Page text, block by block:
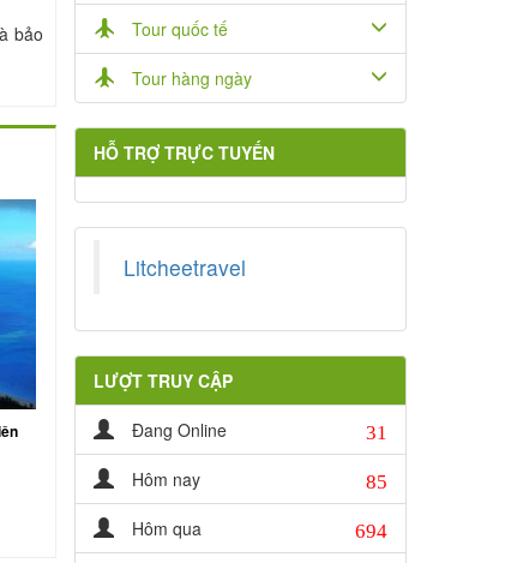
bảo
Tour quốc tế
Tour hàng ngày
HỖ TRỢ TRỰC TUYẾN
Litcheetravel
LƯỢT TRUY CẬP
Đang Online 31
Hôm nay 85
Hôm qua 694